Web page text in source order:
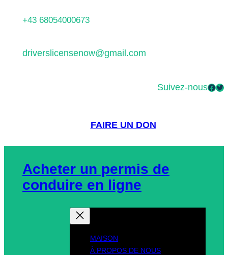
+43 68054000673
driverslicensenow@gmail.com
Suivez-nousFacebook Twitter
FAIRE UN DON
Acheter un permis de
conduire en ligne
MAISON
À PROPOS DE NOUS